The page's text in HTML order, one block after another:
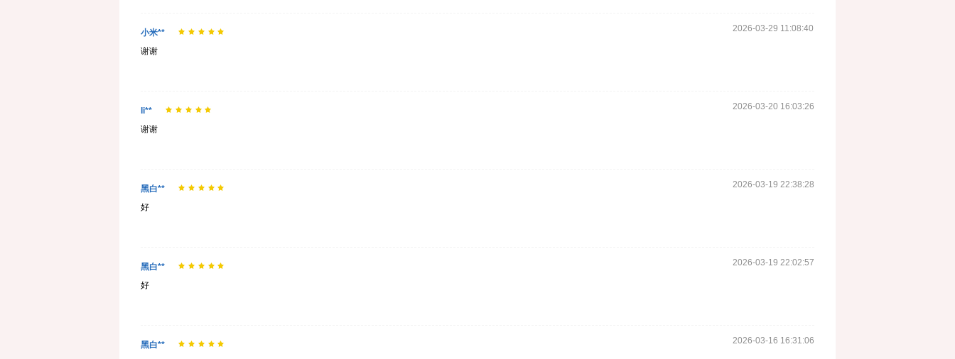
2026-03-29 11:08:40
小米**
谢谢
2026-03-20 16:03:26
li**
谢谢
2026-03-19 22:38:28
黑白**
好
2026-03-19 22:02:57
黑白**
好
2026-03-16 16:31:06
黑白**